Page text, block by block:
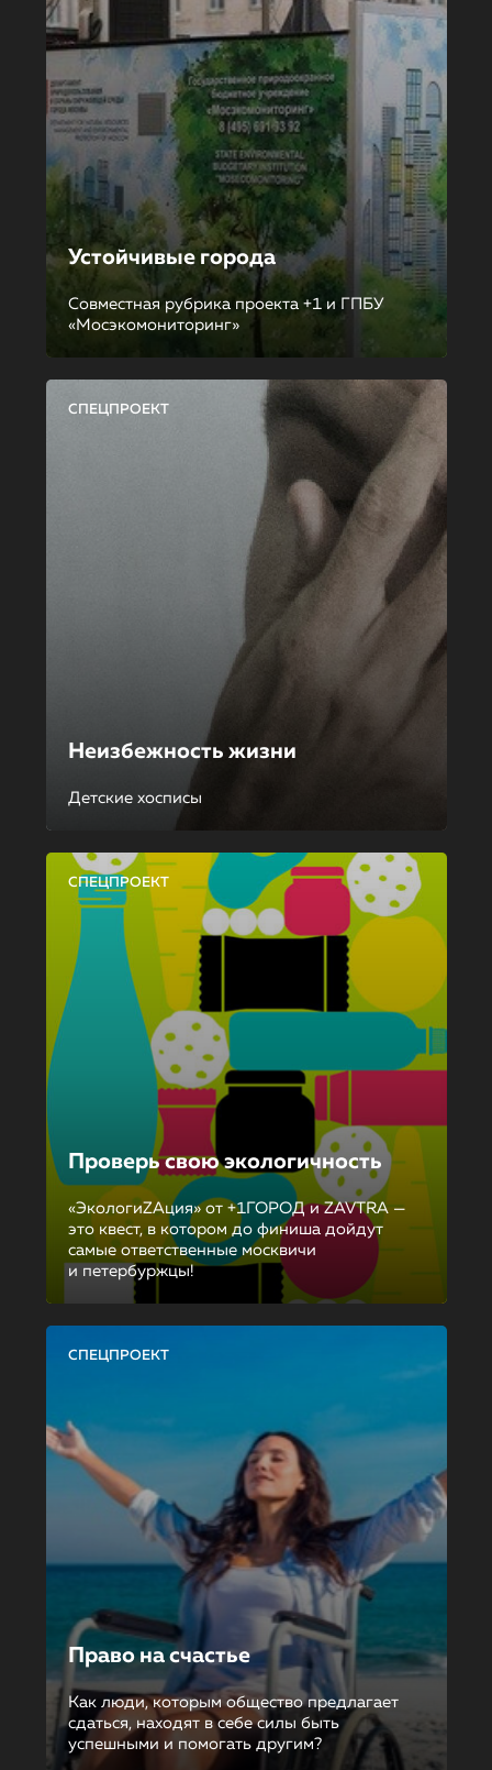
Устойчивые города
Совместная рубрика проекта +1 и ГПБУ
«Мосэкомониторинг»
СПЕЦПРОЕКТ
Неизбежность жизни
Детские хосписы
СПЕЦПРОЕКТ
Проверь свою экологичность
«ЭкологиZAция» от +1ГОРОД и ZAVTRA —
это квест, в котором до финиша дойдут
самые ответственные москвичи
и петербуржцы!
СПЕЦПРОЕКТ
Право на счастье
Как люди, которым общество предлагает
сдаться, находят в себе силы быть
успешными и помогать другим?